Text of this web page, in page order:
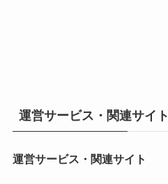
運営サービス・関連サイト
運営サービス・関連サイト